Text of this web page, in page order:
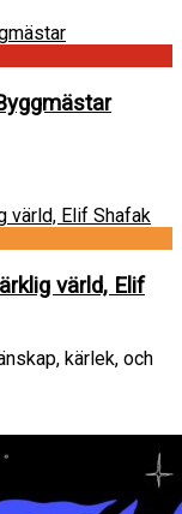
värld, Elif
kärlek, och